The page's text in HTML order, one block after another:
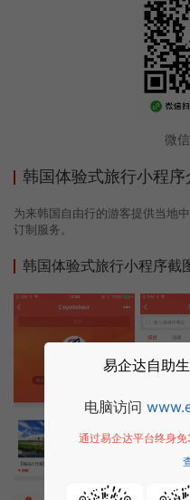
微
韩国体验式旅行小程序
为来韩国自由行的游客提供当地
订制服务。
韩国体验式旅行小程序截
易企达自助
电脑访问
通过易企达平台终身